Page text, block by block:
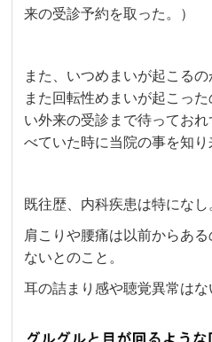
来の受診予約を取った。）
また、いつめまいが起こる
また回転性めまいが起こっ
い外来の受診まで待ってお
べていた時に当院の事を知り
既往歴、内科疾患は特になし
肩こりや腰痛は以前からあ
ないとのこと。
耳の詰まり感や聴覚異常はな